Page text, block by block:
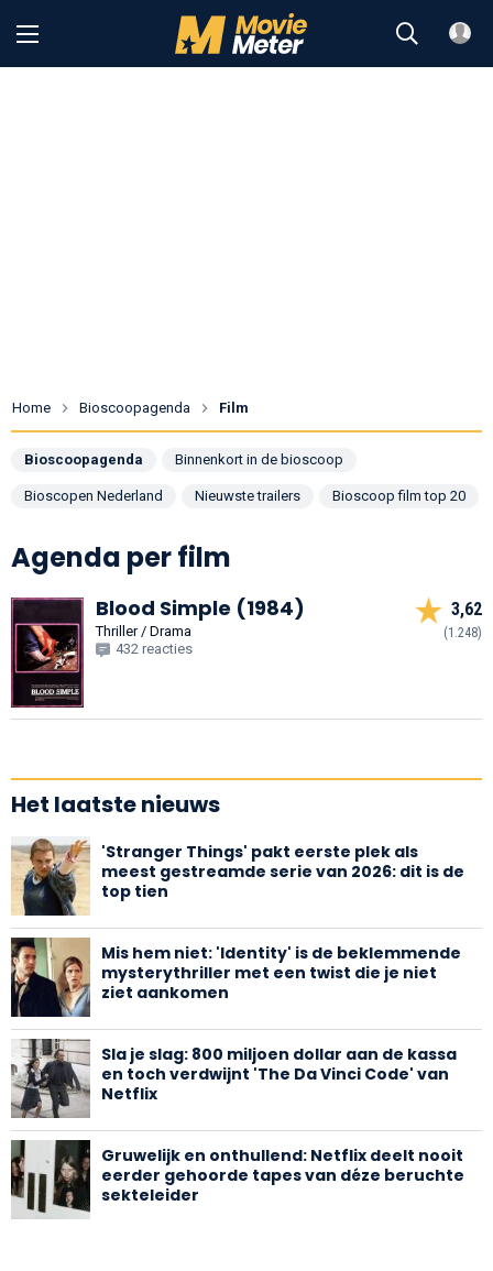
Home Bioscoopagenda Film
Bioscoopagenda Binnenkort in de bioscoop
Bioscopen Nederland Nieuwste trailers Bioscoop film top 20
Agenda per film
Blood Simple (1984)
Thriller / Drama
432 reacties
3,62
(1.248)
Het laatste nieuws
'Stranger Things' pakt eerste plek als
meest gestreamde serie van 2026: dit is de
top tien
Mis hem niet: 'Identity' is de beklemmende
mysterythriller met een twist die je niet
ziet aankomen
Sla je slag: 800 miljoen dollar aan de kassa
en toch verdwijnt 'The Da Vinci Code' van
Netflix
Gruwelijk en onthullend: Netflix deelt nooit
eerder gehoorde tapes van déze beruchte
sekteleider